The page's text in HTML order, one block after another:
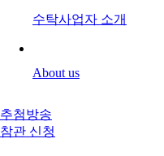
수탁사업자 소개
About us
추첨방송
참관 신청